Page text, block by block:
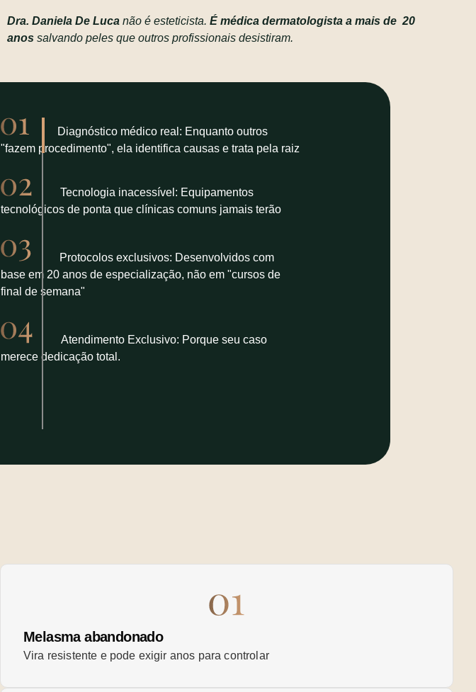
Dra. Daniela De Luca não é esteticista. É médica dermatologista a mais de 20
anos salvando peles que outros profissionais desistiram.
Diagnóstico médico real: Enquanto outros
"fazem procedimento", ela identifica causas e trata pela raiz
Tecnologia inacessível: Equipamentos
tecnológicos de ponta que clínicas comuns jamais terão
Protocolos exclusivos: Desenvolvidos com
base em 20 anos de especialização, não em "cursos de
final de semana"
Atendimento Exclusivo: Porque seu caso
merece dedicação total.
Melasma abandonado
Vira resistente e pode exigir anos para controlar